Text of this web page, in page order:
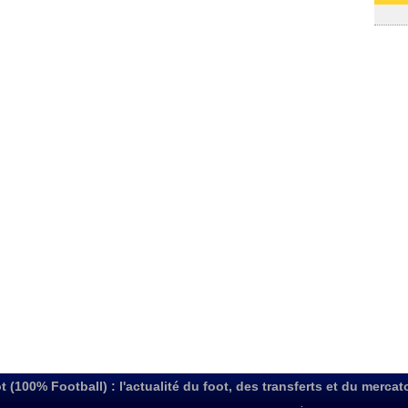
(100% Football) : l'actualité du foot, des transferts et du